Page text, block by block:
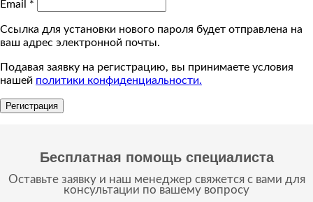
Email *
Ссылка для установки нового пароля будет отправлена ​​на
ваш адрес электронной почты.
Подавая заявку на регистрацию, вы принимаете условия
нашей политики конфиденциальности.
Регистрация
Бесплатная помощь специалиста
Оставьте заявку и наш менеджер свяжется с вами для
консультации по вашему вопросу